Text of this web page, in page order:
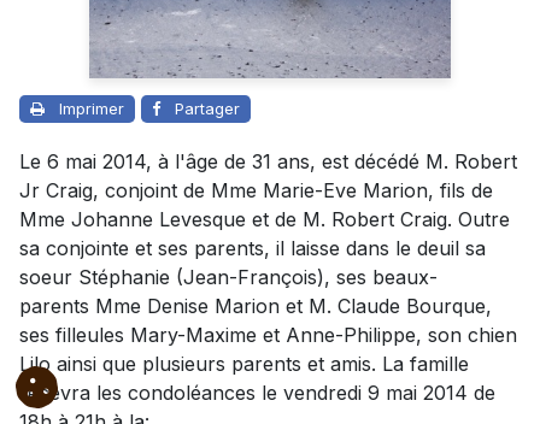
Imprimer Partager
Le 6 mai 2014, à l'âge de 31 ans, est décédé M. Robert
Jr Craig, conjoint de Mme Marie-Eve Marion, fils de
Mme Johanne Levesque et de M. Robert Craig. Outre
sa conjointe et ses parents, il laisse dans le deuil sa
soeur Stéphanie (Jean-François), ses beaux-
parents Mme Denise Marion et M. Claude Bourque,
ses filleules Mary-Maxime et Anne-Philippe, son chien
Lilo ainsi que plusieurs parents et amis. La famille
recevra les condoléances le vendredi 9 mai 2014 de